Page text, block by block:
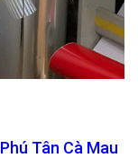
Tân Cà Mau